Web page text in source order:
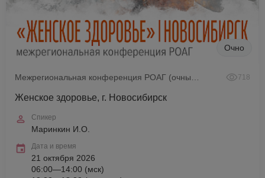
Очно
718
Женское здоровье, г. Новосибирск
Спикер
Маринкин И.О.
Дата и время
21 октября 2026
06:00—14:00 (мск)